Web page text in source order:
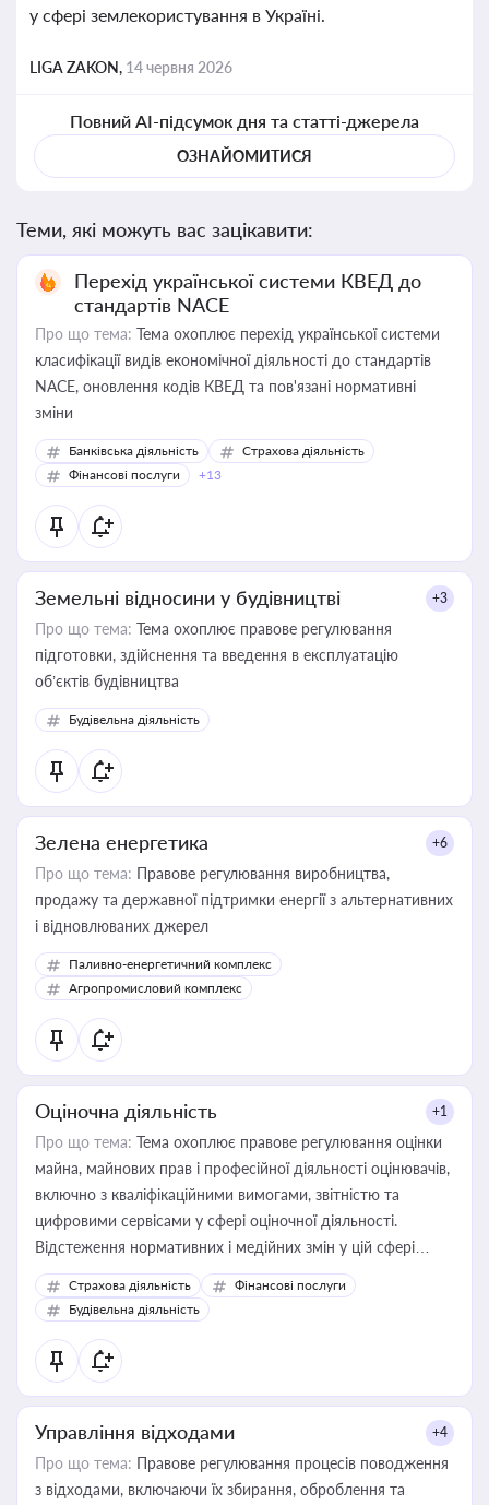
у сфері землекористування в Україні.
LIGA ZAKON, 14 червня 2026
Повний AI-підсумок дня та статті-джерела
ОЗНАЙОМИТИСЯ
Теми, які можуть вас зацікавити:
Перехід української системи КВЕД до
стандартів NACE
Про що тема: Тема охоплює перехід української системи
класифікації видів економічної діяльності до стандартів
NACE, оновлення кодів КВЕД та пов'язані нормативні
зміни
Банківська діяльність
Страхова діяльність
Фінансові послуги
+13
Земельні відносини у будівництві +3
Про що тема: Тема охоплює правове регулювання
підготовки, здійснення та введення в експлуатацію
об’єктів будівництва
Будівельна діяльність
Зелена енергетика +6
Про що тема: Правове регулювання виробництва,
продажу та державної підтримки енергії з альтернативних
і відновлюваних джерел
Паливно-енергетичний комплекс
Агропромисловий комплекс
Оціночна діяльність +1
Про що тема: Тема охоплює правове регулювання оцінки
майна, майнових прав і професійної діяльності оцінювачів,
включно з кваліфікаційними вимогами, звітністю та
цифровими сервісами у сфері оціночної діяльності.
Відстеження нормативних і медійних змін у цій сфері
корисне для власника бізнесу, керівника, юриста або
бухгалтера під час оподаткування, приватизації, оренди
державного майна, корпоративних угод і перевірки
статусу суб'єктів оціночної діяльності
Страхова діяльність
Фінансові послуги
Будівельна діяльність
Управління відходами +4
Про що тема: Правове регулювання процесів поводження
з відходами, включаючи їх збирання, оброблення та